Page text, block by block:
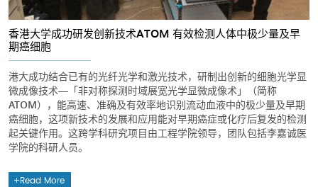
香港大学成功研发创新技术ATOM 有效检测人体中极少量及早
期癌细胞
港大成功结合已有的光纤光学和激光技术，研制出创新的细胞光学显
微成像技术―「非对称探测时域展宽光学显微成像术」（简称
ATOM），能高速、准确及有效率地识别流动血液中的极少量及早期
癌细胞，这项新技术的发展和应用能对早期癌症或化疗后复发的检测
起关键作用。这跨学科研究项目由工程学院领导，团队包括李嘉诚医
学院的科研人员。
Read More